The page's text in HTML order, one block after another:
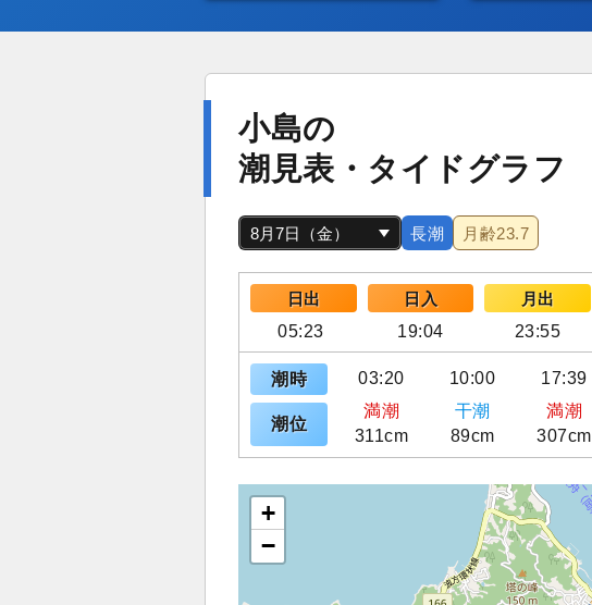
小島の
潮見表・タイドグラフ
長潮 月齢23.7
日出 日入 月出
05:23
19:04 23:55
潮時 03:20 10:00 17:39
潮位
満潮 干潮 満潮
311cm
89cm 307cm
+
−